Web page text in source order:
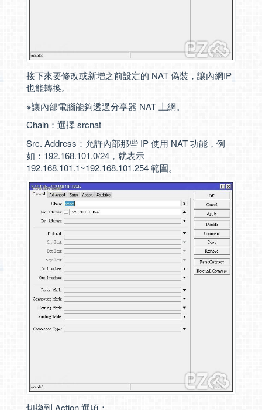
接下來要修改或新增之前設定的 NAT 偽裝，讓內網IP
也能轉換。
※讓內部電腦能夠透過分享器 NAT 上網。
Chain：選擇 srcnat
Src. Address：允許內部那些 IP 使用 NAT 功能，例
如：192.168.101.0/24，就表示
192.168.101.1~192.168.101.254 範圍。
切換到 Action 選項：